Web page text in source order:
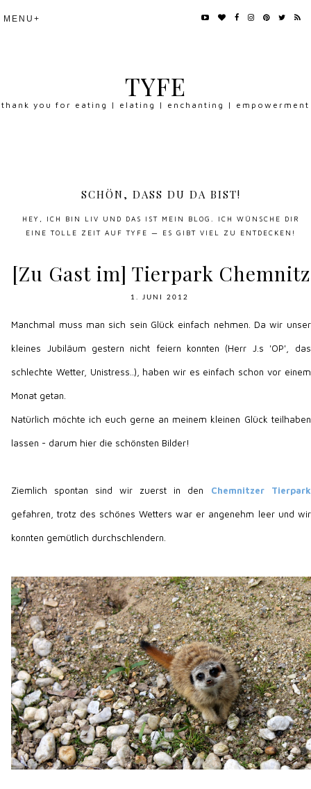
TYFE
thank you for eating | elating | enchanting | empowerment
SCHÖN, DASS DU DA BIST!
HEY, ICH BIN LIV UND DAS IST MEIN BLOG. ICH WÜNSCHE DIR
EINE TOLLE ZEIT AUF TYFE — ES GIBT VIEL ZU ENTDECKEN!
[Zu Gast im] Tierpark Chemnitz
1. JUNI 2012
Manchmal muss man sich sein Glück einfach nehmen. Da wir unser
kleines Jubiläum gestern nicht feiern konnten (Herr J.s 'OP', das
schlechte Wetter, Unistress..), haben wir es einfach schon vor einem
Monat getan.
Natürlich möchte ich euch gerne an meinem kleinen Glück teilhaben
lassen - darum hier die schönsten Bilder!
Ziemlich spontan sind wir zuerst in den Chemnitzer Tierpark
gefahren, trotz des schönes Wetters war er angenehm leer und wir
konnten gemütlich durchschlendern.